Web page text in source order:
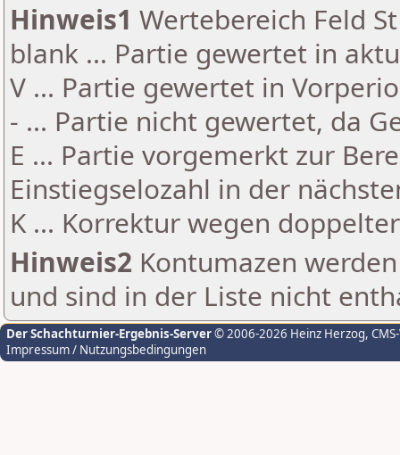
Hinweis1 Wertebereich Feld
blank ... Partie gewertet in
V ... Partie gewertet in
- ... Partie nicht gewertet, da
E ... Partie vorgemerkt zur
Einstiegselozahl in der
K ... Korrektur wegen
Hinweis2 Kontumazen
und sind in der Liste nicht
Der Schachturnier-Ergebnis-Server© 2006-2026 Heinz Herzog,
Impressum / Nutzungsbedingungen